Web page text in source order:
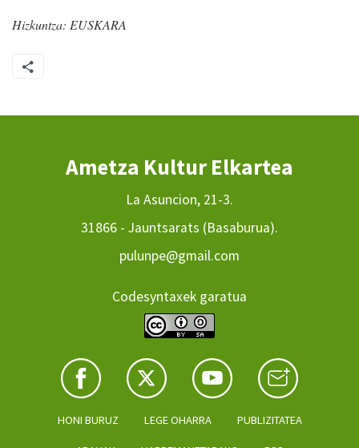
Hizkuntza: EUSKARA
Ametza Kultur Elkartea
La Asuncion, 21-3.
31866 - Jauntsarats (Basaburua).
pulunpe@gmail.com
Codesyntaxek garatua
HONI BURUZ LEGE OHARRA PUBLIZITATEA